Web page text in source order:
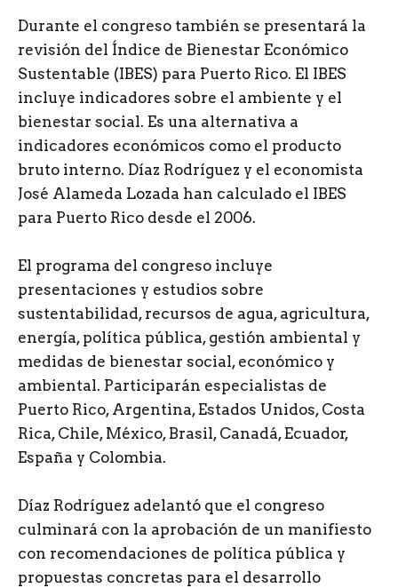
Durante el congreso también se presentará la
revisión del Índice de Bienestar Económico
Sustentable (IBES) para Puerto Rico. El IBES
incluye indicadores sobre el ambiente y el
bienestar social. Es una alternativa a
indicadores económicos como el producto
bruto interno. Díaz Rodríguez y el economista
José Alameda Lozada han calculado el IBES
para Puerto Rico desde el 2006.
El programa del congreso incluye
presentaciones y estudios sobre
sustentabilidad, recursos de agua, agricultura,
energía, política pública, gestión ambiental y
medidas de bienestar social, económico y
ambiental. Participarán especialistas de
Puerto Rico, Argentina, Estados Unidos, Costa
Rica, Chile, México, Brasil, Canadá, Ecuador,
España y Colombia.
Díaz Rodríguez adelantó que el congreso
culminará con la aprobación de un manifiesto
con recomendaciones de política pública y
propuestas concretas para el desarrollo